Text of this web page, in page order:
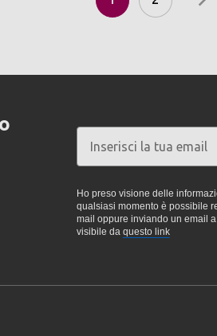
Ho preso visione delle
qualsiasi momento è possibile
mail oppure inviando un email
visibile da questo link